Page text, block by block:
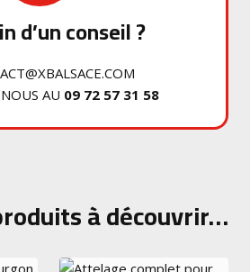
d’un conseil ?
AU 09 72 57 31 58
à découvrir…